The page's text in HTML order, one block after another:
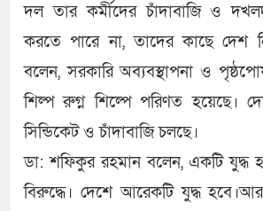
দল তার কর্মীদের চাঁদাবাজি ও
করতে পারে না, তাদের কাছে দেশ
বলেন, সরকারি অব্যবস্থাপনা ও
শিল্প রুগ্ন শিল্পে পরিণত হয়েছে।
সিন্ডিকেট ও চাঁদাবাজি চলছে।
ডা: শফিকুর রহমান বলেন, একটি যুদ্ধ
বিরুদ্ধে। দেশে আরেকটি যুদ্ধ